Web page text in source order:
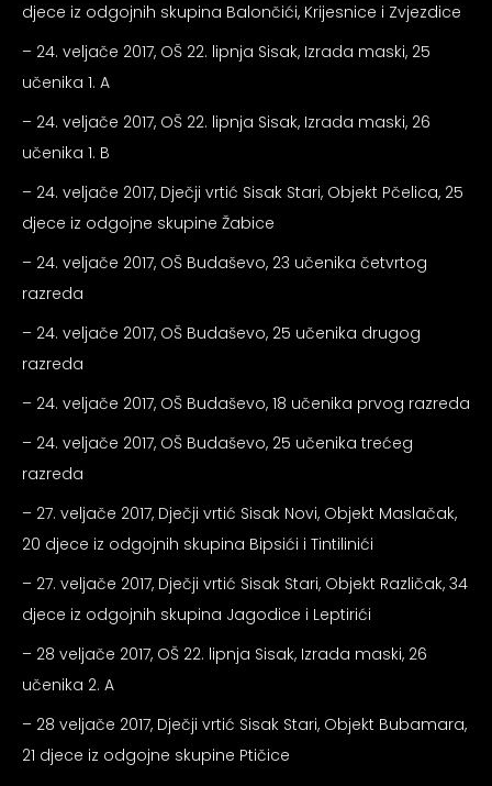
djece iz odgojnih skupina Balončići, Krijesnice i Zvjezdice
– 24. veljače 2017, OŠ 22. lipnja Sisak, Izrada maski, 25
učenika 1. A
– 24. veljače 2017, OŠ 22. lipnja Sisak, Izrada maski, 26
učenika 1. B
– 24. veljače 2017, Dječji vrtić Sisak Stari, Objekt Pčelica, 25
djece iz odgojne skupine Žabice
– 24. veljače 2017, OŠ Budaševo, 23 učenika četvrtog
razreda
– 24. veljače 2017, OŠ Budaševo, 25 učenika drugog
razreda
– 24. veljače 2017, OŠ Budaševo, 18 učenika prvog razreda
– 24. veljače 2017, OŠ Budaševo, 25 učenika trećeg
razreda
– 27. veljače 2017, Dječji vrtić Sisak Novi, Objekt Maslačak,
20 djece iz odgojnih skupina Bipsići i Tintilinići
– 27. veljače 2017, Dječji vrtić Sisak Stari, Objekt Različak, 34
djece iz odgojnih skupina Jagodice i Leptirići
– 28 veljače 2017, OŠ 22. lipnja Sisak, Izrada maski, 26
učenika 2. A
– 28 veljače 2017, Dječji vrtić Sisak Stari, Objekt Bubamara,
21 djece iz odgojne skupine Ptičice